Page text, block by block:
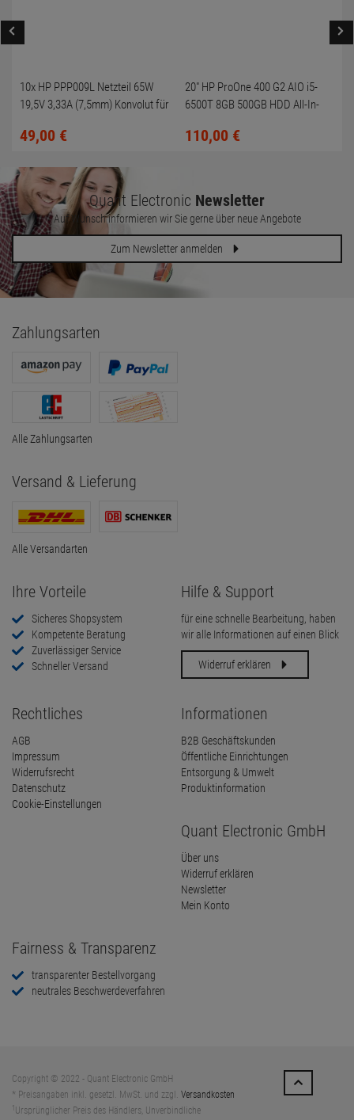
10x HP PPP009L Netzteil 65W
19,5V 3,33A (7,5mm) Konvolut für
49,00 €
20" HP ProOne 400 G2 AIO i5-
6500T 8GB 500GB HDD All-In-
110,00 €
Quant Electronic Newsletter
Auf Wunsch informieren wir Sie gerne über neue Angebote
Zum Newsletter anmelden
Zahlungsarten
Alle Zahlungsarten
Versand & Lieferung
Alle Versandarten
Ihre Vorteile
Sicheres Shopsystem
Kompetente Beratung
Zuverlässiger Service
Schneller Versand
Hilfe & Support
für eine schnelle Bearbeitung, haben
wir alle Informationen auf einen Blick
Widerruf erklären
Rechtliches
AGB
Impressum
Widerrufsrecht
Datenschutz
Cookie-Einstellungen
Informationen
B2B Geschäftskunden
Öffentliche Einrichtungen
Entsorgung & Umwelt
Produktinformation
Quant Electronic GmbH
Über uns
Widerruf erklären
Newsletter
Mein Konto
Fairness & Transparenz
transparenter Bestellvorgang
neutrales Beschwerdeverfahren
Copyright © 2022 - Quant Electronic GmbH
* Preisangaben inkl. gesetzl. MwSt. und zzgl. Versandkosten
Ursprünglicher Preis des Händlers, Unverbindliche